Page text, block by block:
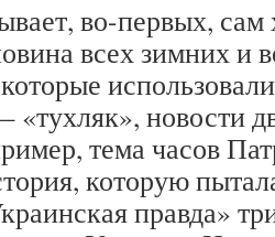
во-первых, сам
всех зимних и
«тухляк», новости
тема часов
которую
правда»